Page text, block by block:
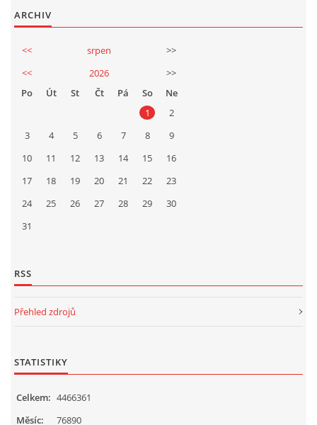
ARCHIV
<< srpen
>>
<<
2026
>>
Po
Út St Čt Pá So
Ne
1
2
3
4 5 6 7 8
9
10
11 12 13 14 15
16
17
18 19 20 21 22
23
24
25 26 27 28 29
30
31
RSS
Přehled zdrojů
STATISTIKY
Celkem: 4466361
Měsíc:
76890